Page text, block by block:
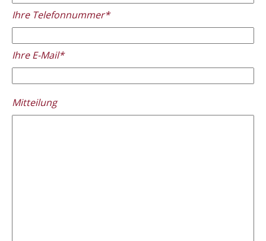
Ihre Telefonnummer*
Ihre E-Mail*
Please
leave
Mitteilung